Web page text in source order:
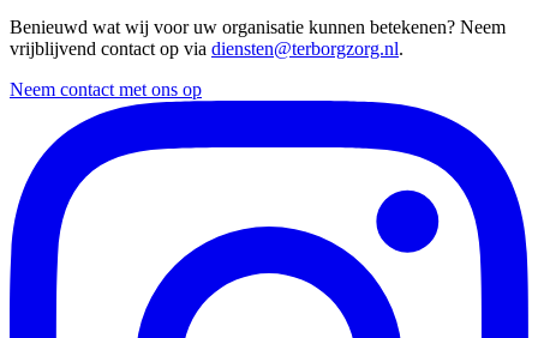
Benieuwd wat wij voor uw organisatie kunnen betekenen? Neem
vrijblijvend contact op via diensten@terborgzorg.nl.
Neem contact met ons op